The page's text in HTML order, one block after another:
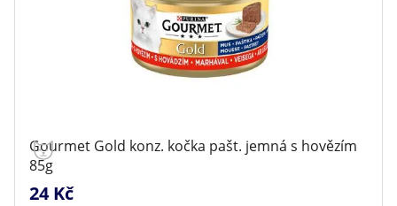
Gourmet Gold konz. kočka pašt. jemná s hovězím
85g
24 Kč